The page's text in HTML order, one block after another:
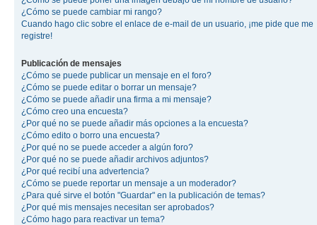
¿Cómo se puede cambiar mi rango?
Cuando hago clic sobre el enlace de e-mail de un usuario, ¡me pide que me
registre!
Publicación de mensajes
¿Cómo se puede publicar un mensaje en el foro?
¿Cómo se puede editar o borrar un mensaje?
¿Cómo se puede añadir una firma a mi mensaje?
¿Cómo creo una encuesta?
¿Por qué no se puede añadir más opciones a la encuesta?
¿Cómo edito o borro una encuesta?
¿Por qué no se puede acceder a algún foro?
¿Por qué no se puede añadir archivos adjuntos?
¿Por qué recibí una advertencia?
¿Cómo se puede reportar un mensaje a un moderador?
¿Para qué sirve el botón "Guardar" en la publicación de temas?
¿Por qué mis mensajes necesitan ser aprobados?
¿Cómo hago para reactivar un tema?